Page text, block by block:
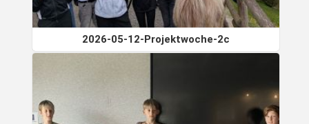
2026-05-12-Projektwoche-2c